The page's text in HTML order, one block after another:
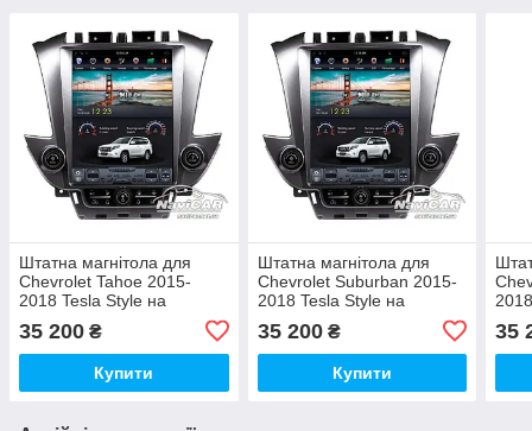
Штатна магнітола для
Chevrolet Tahoe 2015-
2018 Tesla Style на
35 200 ₴
Купити
Штатна магнітола для
Chevrolet Suburban 2015-
2018 Tesla Style на
35 200₴
Купити
35